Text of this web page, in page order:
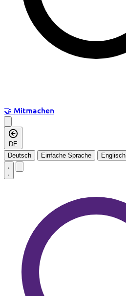
🤝 Mitmachen
DE
Deutsch
Einfache Sprache Englisch